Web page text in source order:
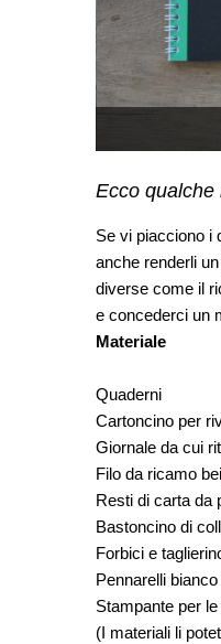
Ecco qualche
Se vi piacciono i
anche renderli
diverse come il
e concederci un
Materiale
Quaderni
Cartoncino per
Giornale da cui
Filo da ricamo
Resti di carta da
Bastoncino di
Forbici e
Pennarelli
Stampante per
(I materiali li